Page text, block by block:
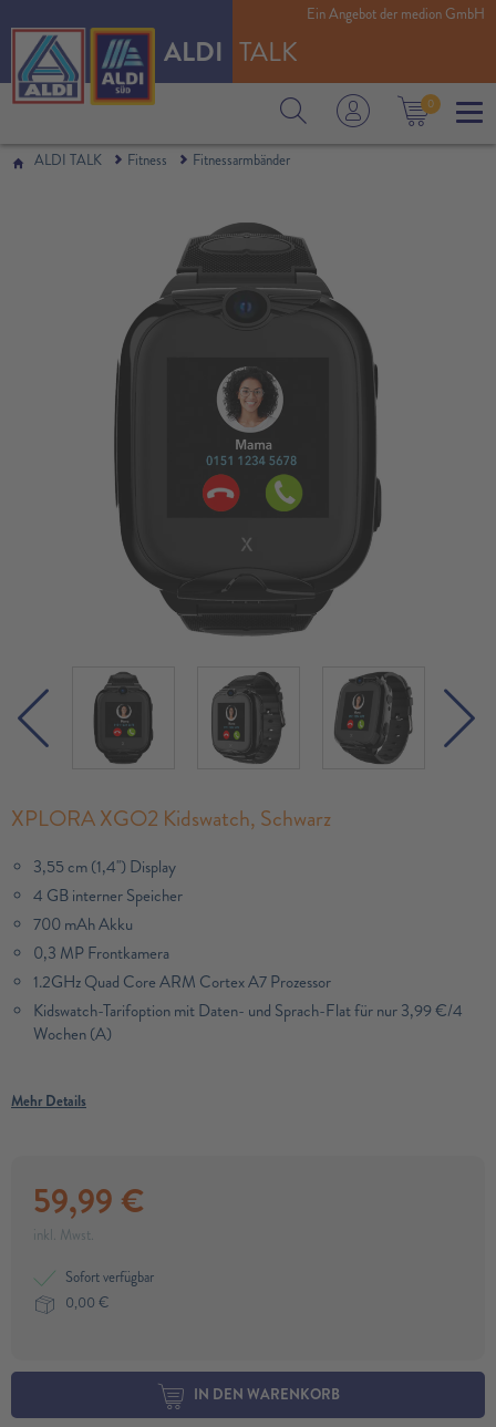
ALDI TALK
0
Ein Angebot der medion GmbH
ALDI TALK Fitness Fitnessarmbänder
XPLORA XGO2 Kidswatch, Schwarz
3,55 cm (1,4'') Display
4 GB interner Speicher
700 mAh Akku
0,3 MP Frontkamera
1.2GHz Quad Core ARM Cortex A7 Prozessor
Kidswatch-Tarifoption mit Daten- und Sprach-Flat für nur 3,99 €/4
Wochen (A)
Mehr Details
59,99 €
inkl. Mwst.
Sofort verfügbar
0,00 €
IN DEN WARENKORB